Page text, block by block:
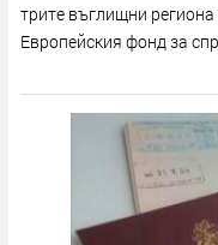
трите въглищни
Европейския фонд за